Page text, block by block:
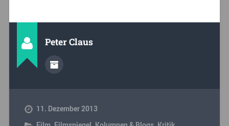
Peter Claus
11. Dezember 2013